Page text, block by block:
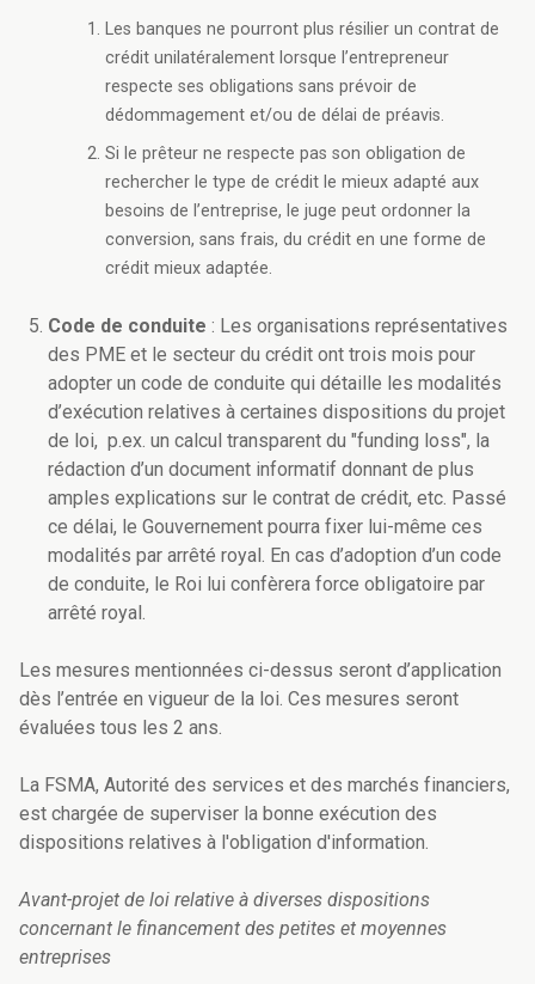
Les banques ne pourront plus résilier un contrat de
crédit unilatéralement lorsque l’entrepreneur
respecte ses obligations sans prévoir de
dédommagement et/ou de délai de préavis.
Si le prêteur ne respecte pas son obligation de
rechercher le type de crédit le mieux adapté aux
besoins de l’entreprise, le juge peut ordonner la
conversion, sans frais, du crédit en une forme de
crédit mieux adaptée.
Code de conduite : Les organisations représentatives
des PME et le secteur du crédit ont trois mois pour
adopter un code de conduite qui détaille les modalités
d’exécution relatives à certaines dispositions du projet
de loi, p.ex. un calcul transparent du "funding loss", la
rédaction d’un document informatif donnant de plus
amples explications sur le contrat de crédit, etc. Passé
ce délai, le Gouvernement pourra fixer lui-même ces
modalités par arrêté royal. En cas d’adoption d’un code
de conduite, le Roi lui confèrera force obligatoire par
arrêté royal.
Les mesures mentionnées ci-dessus seront d’application
dès l’entrée en vigueur de la loi. Ces mesures seront
évaluées tous les 2 ans.
La FSMA, Autorité des services et des marchés financiers,
est chargée de superviser la bonne exécution des
dispositions relatives à l'obligation d'information.
Avant-projet de loi relative à diverses dispositions
concernant le financement des petites et moyennes
entreprises